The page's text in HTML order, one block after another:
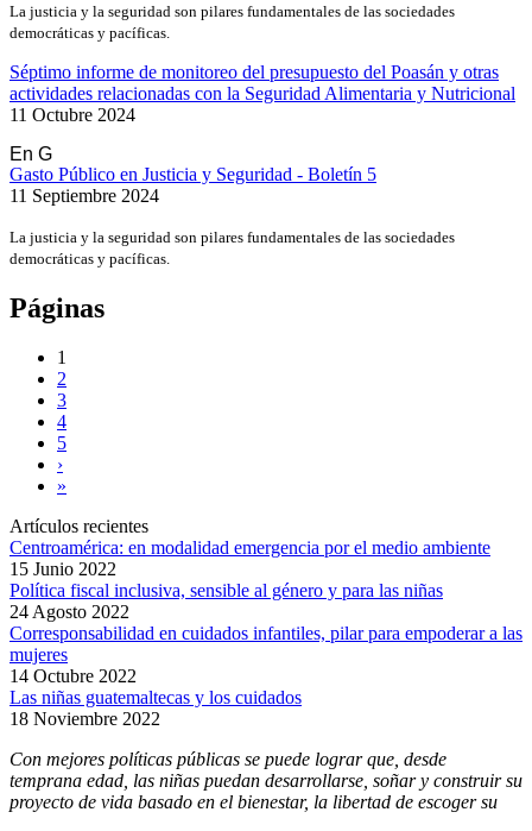
La justicia y la seguridad son pilares fundamentales de las sociedades
democráticas y pacíficas.
Séptimo informe de monitoreo del presupuesto del Poasán y otras
actividades relacionadas con la Seguridad Alimentaria y Nutricional
11 Octubre 2024
En G
Gasto Público en Justicia y Seguridad - Boletín 5
11 Septiembre 2024
La justicia y la seguridad son pilares fundamentales de las sociedades
democráticas y pacíficas.
Páginas
1
2
3
4
5
›
»
Artículos recientes
Centroamérica: en modalidad emergencia por el medio ambiente
15 Junio 2022
Política fiscal inclusiva, sensible al género y para las niñas
24 Agosto 2022
Corresponsabilidad en cuidados infantiles, pilar para empoderar a las
mujeres
14 Octubre 2022
Las niñas guatemaltecas y los cuidados
18 Noviembre 2022
Con mejores políticas públicas se puede lograr que, desde
temprana edad, las niñas puedan desarrollarse, soñar y construir su
proyecto de vida basado en el bienestar, la libertad de escoger su